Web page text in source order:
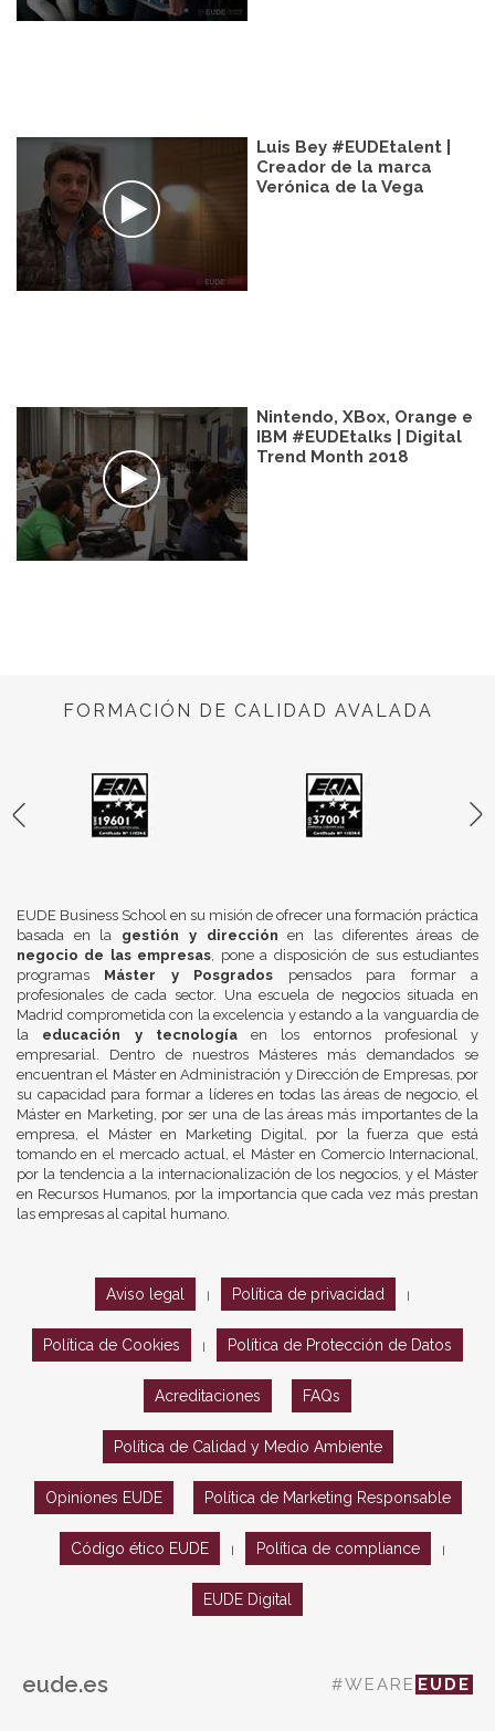
Luis Bey #EUDEtalent |
Creador de la marca
Verónica de la Vega
Nintendo, XBox, Orange e
IBM #EUDEtalks | Digital
Trend Month 2018
FORMACIÓN DE CALIDAD AVALADA
EUDE Business School en su misión de ofrecer una formación práctica
basada en la gestión y dirección en las diferentes áreas de
negocio de las empresas, pone a disposición de sus estudiantes
programas Máster y Posgrados pensados para formar a
profesionales de cada sector. Una escuela de negocios situada en
Madrid comprometida con la excelencia y estando a la vanguardia de
la educación y tecnologíaen los entornos profesional y
empresarial. Dentro de nuestros Másteres más demandados se
encuentran el Máster en Administración y Dirección de Empresas, por
su capacidad para formar a líderes en todas las áreas de negocio, el
Máster en Marketing, por ser una de las áreas más importantes de la
empresa, el Máster en Marketing Digital, por la fuerza que está
tomando en el mercado actual, el Máster en Comercio Internacional,
por la tendencia a la internacionalización de los negocios, y el Máster
en Recursos Humanos, por la importancia que cada vez más prestan
las empresas al capital humano.
Aviso legal Política de privacidad
Política de Cookies Política de Protección de Datos
Acreditaciones FAQs
Política de Calidad y Medio Ambiente
Opiniones EUDE Política de Marketing Responsable
Código ético EUDE Política de compliance
EUDE Digital
eude.es #WEARE EUDE